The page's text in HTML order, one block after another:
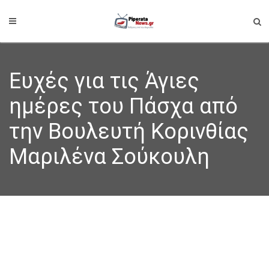
Ευχές για τις Άγιες
ημέρες του Πάσχα από
την Βουλευτή Κορινθίας
Μαριλένα Σούκουλη